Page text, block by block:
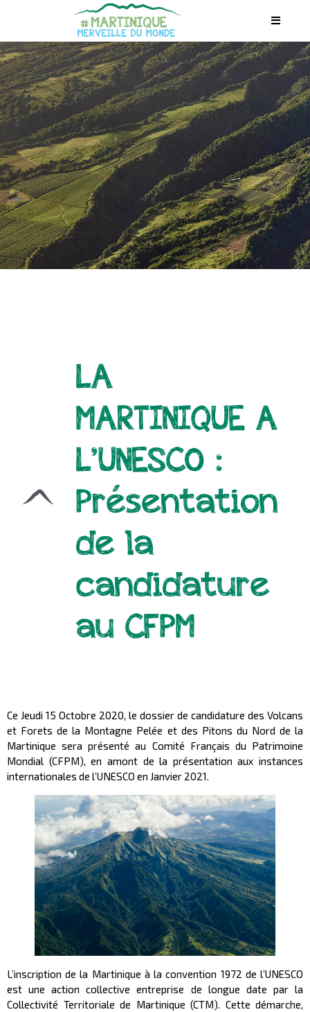
LA
MARTINIQUE A
L’UNESCO :
Présentation
de la
candidature
au CFPM
Ce Jeudi 15 Octobre 2020, le dossier de candidature des Volcans
et Forets de la Montagne Pelée et des Pitons du Nord de la
Martinique sera présenté au Comité Français du Patrimoine
Mondial (CFPM), en amont de la présentation aux instances
internationales de l’UNESCO en Janvier 2021.
L’inscription de la Martinique à la convention 1972 de l’UNESCO
est une action collective entreprise de longue date par la
Collectivité Territoriale de Martinique (CTM). Cette démarche,